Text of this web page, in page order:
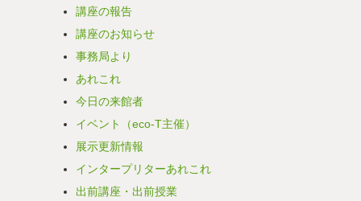
講座の報告
講座のお知らせ
事務局より
あれこれ
今日の来館者
イベント（eco-T主催）
展示更新情報
インタープリターあれこれ
出前講座・出前授業